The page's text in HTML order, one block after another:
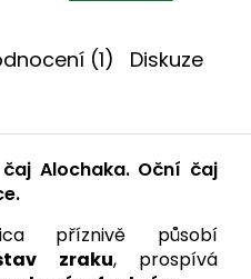
(1)
Diskuze
Alochaka. Oční čaj
příznivě působí
zraku, prospívá